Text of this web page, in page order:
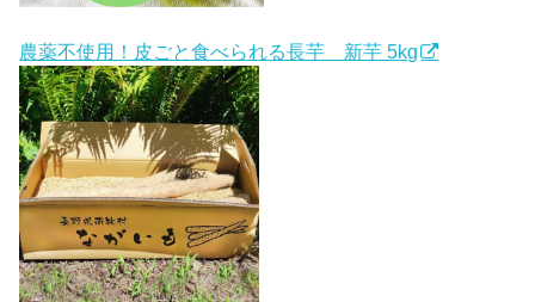
農薬不使用！皮ごと食べられる長芋 新芋 5kg